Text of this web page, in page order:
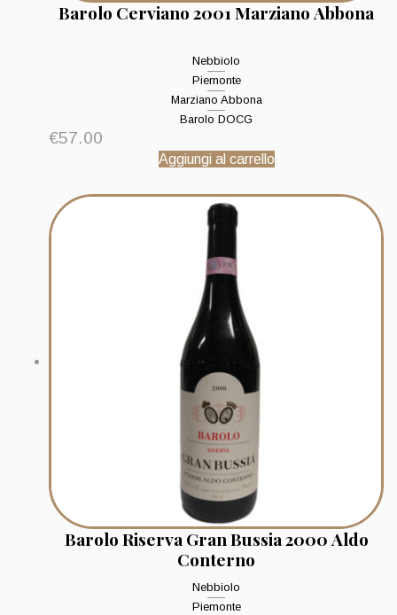
Barolo Cerviano 2001 Marziano Abbona
Nebbiolo
Piemonte
Marziano Abbona
Barolo DOCG
€57.00
Aggiungi al carrello
Barolo Riserva Gran Bussia 2000 Aldo
Conterno
Nebbiolo
Piemonte